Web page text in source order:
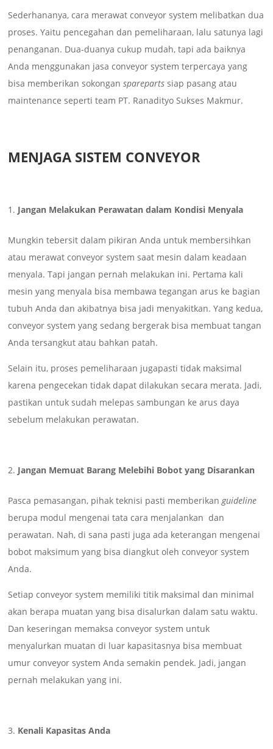
Sederhananya, cara merawat conveyor system melibatkan dua
proses. Yaitu pencegahan dan pemeliharaan, lalu satunya lagi
penanganan. Dua-duanya cukup mudah, tapi ada baiknya
Anda menggunakan jasa conveyor system terpercaya yang
bisa memberikan sokongansparepartssiap pasang atau
maintenance seperti team PT. Ranadityo Sukses Makmur.
MENJAGA SISTEM CONVEYOR
Jangan Melakukan Perawatan dalam Kondisi Menyala
Mungkin tebersit dalam pikiran Anda untuk membersihkan
atau merawat conveyor system saat mesin dalam keadaan
menyala. Tapi jangan pernah melakukan ini. Pertama kali
mesin yang menyala bisa membawa tegangan arus ke bagian
tubuh Anda dan akibatnya bisa jadi menyakitkan. Yang kedua,
conveyor system yang sedang bergerak bisa membuat tangan
Anda tersangkut atau bahkan patah.
Selain itu, proses pemeliharaan jugapasti tidak maksimal
karena pengecekan tidak dapat dilakukan secara merata. Jadi,
pastikan untuk sudah melepas sambungan ke arus daya
sebelum melakukan perawatan.
Jangan Memuat Barang Melebihi Bobot yang Disarankan
Pasca pemasangan, pihak teknisi pasti memberikanguideline
berupa modul mengenai tata cara menjalankan dan
perawatan. Nah, di sana pasti juga ada keterangan mengenai
bobot maksimum yang bisa diangkut oleh conveyor system
Anda.
Setiap conveyor system memiliki titik maksimal dan minimal
akan berapa muatan yang bisa disalurkan dalam satu waktu.
Dan keseringan memaksa conveyor system untuk
menyalurkan muatan di luar kapasitasnya bisa membuat
umur conveyor system Anda semakin pendek. Jadi, jangan
pernah melakukan yang ini.
Kenali Kapasitas Anda